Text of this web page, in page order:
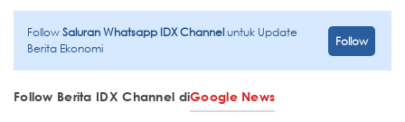
FollowSaluran Whatsapp IDX Channeluntuk Update
Berita Ekonomi
Follow
Follow Berita IDX Channel diGoogle News